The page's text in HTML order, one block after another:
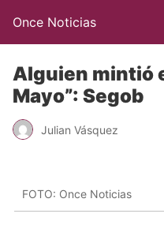
Once Noticias
Alguien mintió
Mayo”: Segob
Julian Vásquez
FOTO: Once Noticias